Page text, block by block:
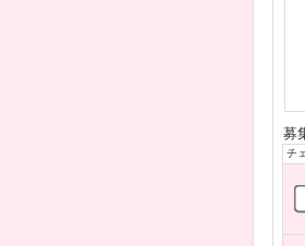
募
チ